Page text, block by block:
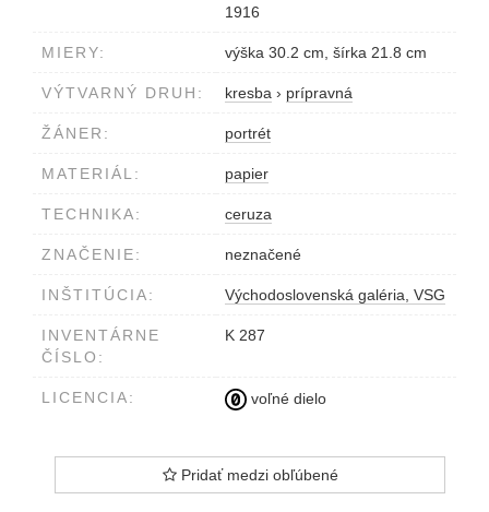
1916
MIERY: výška 30.2 cm, šírka 21.8 cm
VÝTVARNÝ DRUH: kresba › prípravná
ŽÁNER: portrét
MATERIÁL: papier
TECHNIKA: ceruza
ZNAČENIE: neznačené
INŠTITÚCIA: Východoslovenská galéria, VSG
INVENTÁRNE
ČÍSLO:
K 287
LICENCIA: voľné dielo
Pridať medzi obľúbené